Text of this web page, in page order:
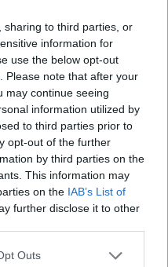
sharing to third parties, or
information for
use the below opt-out
Please note that after your
may continue seeing
information utilized by
to third parties prior to
opt-out of the further
by third parties on the
This information may
on the IAB’s List of
further disclose it to other
uses one or more Google
Outs
jegy- és
jóvá a
az izraeli válogatott
hangolódni a foci